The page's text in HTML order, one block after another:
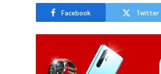
Facebook Twitter